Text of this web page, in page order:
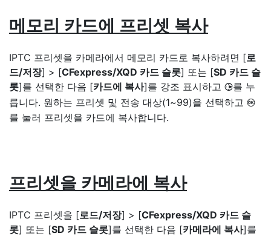
메모리 카드에 프리셋 복사
IPTC 프리셋을 카메라에서 메모리 카드로 복사하려면 [로
드/저장] > [CFexpress/XQD 카드 슬롯] 또는 [SD 카드 슬
롯]를 선택한 다음 [카드에 복사]를 강조 표시하고 2를 누
릅니다. 원하는 프리셋 및 전송 대상(1~99)을 선택하고 J
를 눌러 프리셋을 카드에 복사합니다.
프리셋을 카메라에 복사
IPTC 프리셋을 [로드/저장] > [CFexpress/XQD 카드 슬
롯] 또는 [SD 카드 슬롯]를 선택한 다음 [카메라에 복사]를